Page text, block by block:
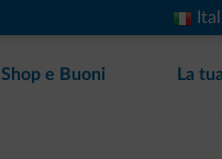
Shop e Buoni La